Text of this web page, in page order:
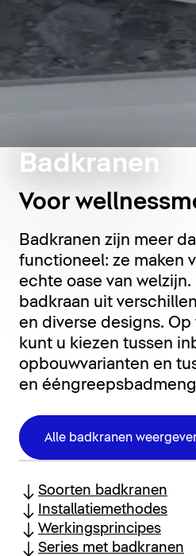
Badkranen
Voor
Badkranen zijn meer
functioneel: ze maken
echte oase van welzijn.
badkraan uit
en diverse designs.
kunt u kiezen tussen
opbouwvarianten en
en
Alle badkranen
Soorten badkranen
Installatiemethodes
Werkingsprincipes
Series met badkranen